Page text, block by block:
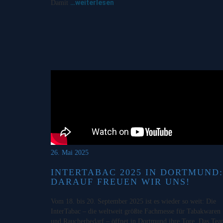
Damit …weiterlesen
26. Mai 2025
INTERTABAC 2025 IN DORTMUND:
DARAUF FREUEN WIR UNS!
Vom 18. bis 20. September 2025 ist es wieder so weit: Die
InterTabac – die weltweit größte Fachmesse für Tabakwaren
und Raucherbedarf – öffnet in Dortmund ihre Tore. Das